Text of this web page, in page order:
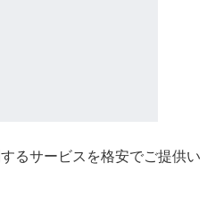
るサービスを格安でご提供い